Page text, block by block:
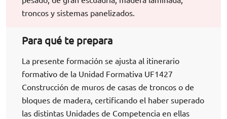
troncos y sistemas panelizados.
Para qué te prepara
La presente formación se ajusta al itinerario
formativo de la Unidad Formativa UF1427
Construcción de muros de casas de troncos o de
bloques de madera, certificando el haber superado
las distintas Unidades de Competencia en ellas